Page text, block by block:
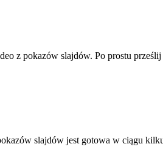
z pokazów slajdów. Po prostu
slajdów jest gotowa w ciągu